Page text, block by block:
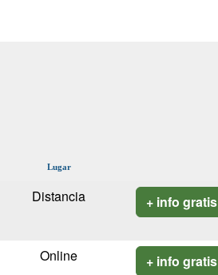
Lugar
Distancia + info gratis
Online + info gratis